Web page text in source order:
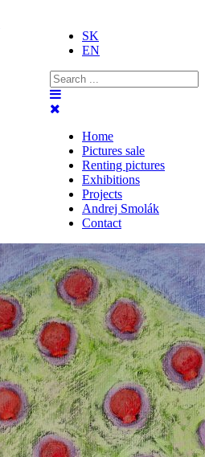
SK
EN
Home
Pictures sale
Renting pictures
Exhibitions
Projects
Andrej Smolák
Contact